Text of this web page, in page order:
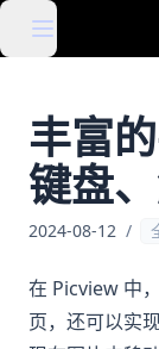
丰富
键盘
2024-08-12 /
在 Picview 中
页，还可以实